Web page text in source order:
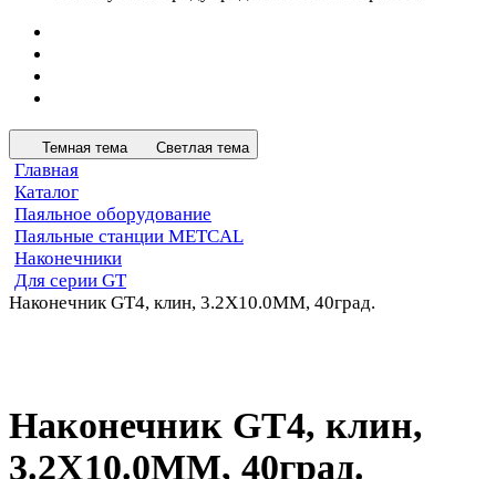
Темная тема Светлая тема
Главная
Каталог
Паяльное оборудование
Паяльные станции METCAL
Наконечники
Для серии GT
Наконечник GT4, клин, 3.2X10.0MM, 40град.
Наконечник GT4, клин,
3.2X10.0MM, 40град.